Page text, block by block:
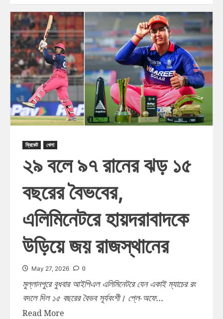
ক্রিকেট খেলা
২৯ বলে ৯৭ রানের ঝড় ১৫
বছরের বৈভবের,
এলিমিনেটরে হায়দরাবাদকে
উড়িয়ে জয় রাজস্থানের
May 27, 2026 0
মুল্লানপুরে বুধবার আইপিএল এলিমিনেটরে যেন একাই ম্যাচের রং
বদলে দিল ১৫ বছরের বৈভব সূর্যবংশী। প্লে-অফে...
Read More